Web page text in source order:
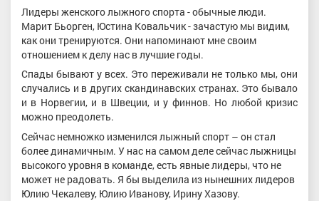
Лидеры женского лыжного спорта - обычные люди.
Марит Бьорген, Юстина Ковальчик - зачастую мы видим,
как они тренируются. Они напоминают мне своим
отношением к делу нас в лучшие годы.
Спады бывают у всех. Это переживали не только мы, они
случались и в других скандинавских странах. Это бывало
и в Норвегии, и в Швеции, и у финнов. Но любой кризис
можно преодолеть.
Сейчас немножко изменился лыжный спорт – он стал
более динамичным. У нас на самом деле сейчас лыжницы
высокого уровня в команде, есть явные лидеры, что не
может не радовать. Я бы выделила из нынешних лидеров
Юлию Чекалеву, Юлию Иванову, Ирину Хазову.